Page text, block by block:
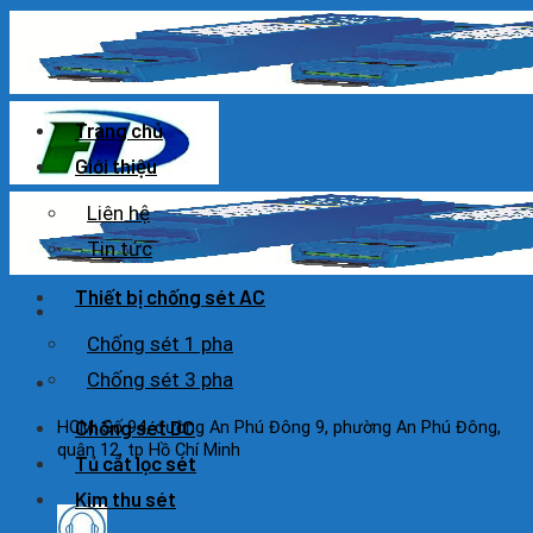
content
HOTLINE: 0925 038 097
HCM: Số 94, đường An Phú Đông 9, phường An Phú Đông,
quận 12, tp Hồ Chí Minh
Trang chủ
Giới thiệu
Liên hệ
Tin tức
Thiết bị chống sét AC
Chống sét 1 pha
Chống sét 3 pha
Chống sét DC
Tủ cắt lọc sét
Kim thu sét